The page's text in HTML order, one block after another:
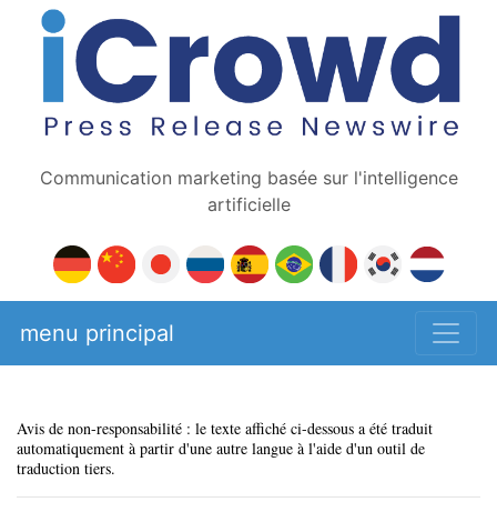
Communication marketing basée sur l'intelligence
artificielle
menu principal
Avis de non-responsabilité : le texte affiché ci-dessous a été traduit
automatiquement à partir d'une autre langue à l'aide d'un outil de
traduction tiers.